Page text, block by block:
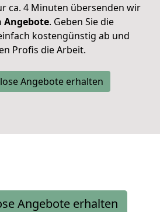
ca. 4 Minuten übersenden wir
Angebote. Geben Sie die
kostengünstig ab und
Profis die Arbeit.
Angebote erhalten
Angebote erhalten